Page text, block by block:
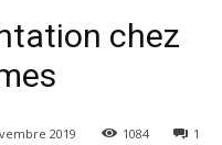
chez
2019 1
1084